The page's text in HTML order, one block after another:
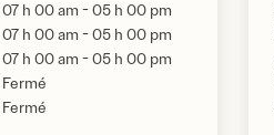
07 h 00 am - 05 h 00 pm
07 h 00 am - 05 h 00 pm
07 h 00 am - 05 h 00 pm
Fermé
Fermé